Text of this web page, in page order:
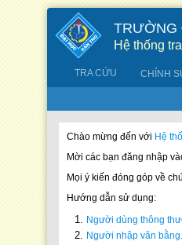
Truy cập nội dung luôn
TRƯỜNG
Hệ thống
Hướng dẫn sử dụng
TRA CỨU CHỈNH
Chào mừng đến với Hệ
Mời các bạn đăng nhập
Mọi ý kiến đóng góp về
Hướng dẫn sử dụng:
Người dùng thông
Người nhập văn bằng.